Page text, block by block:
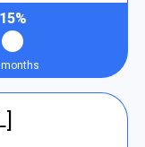
15%
months